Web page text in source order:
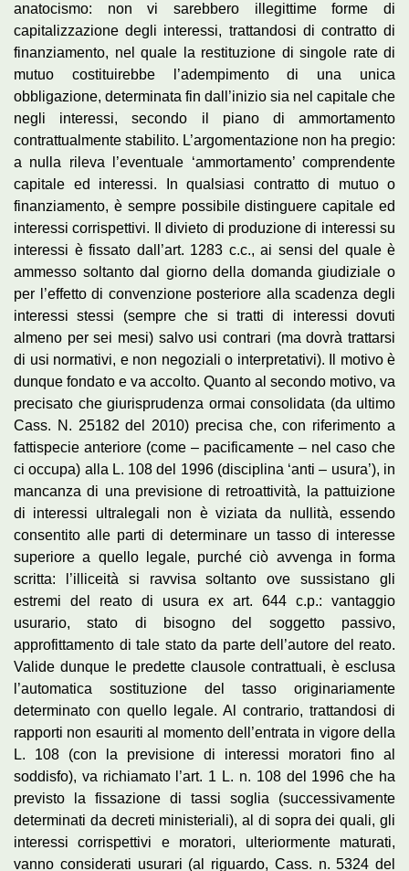
anatocismo: non vi sarebbero illegittime forme di
capitalizzazione degli interessi, trattandosi di contratto di
finanziamento, nel quale la restituzione di singole rate di
mutuo costituirebbe l’adempimento di una unica
obbligazione, determinata fin dall’inizio sia nel capitale che
negli interessi, secondo il piano di ammortamento
contrattualmente stabilito. L’argomentazione non ha pregio:
a nulla rileva l’eventuale ‘ammortamento’ comprendente
capitale ed interessi. In qualsiasi contratto di mutuo o
finanziamento, è sempre possibile distinguere capitale ed
interessi corrispettivi. Il divieto di produzione di interessi su
interessi è fissato dall’art. 1283 c.c., ai sensi del quale è
ammesso soltanto dal giorno della domanda giudiziale o
per l’effetto di convenzione posteriore alla scadenza degli
interessi stessi (sempre che si tratti di interessi dovuti
almeno per sei mesi) salvo usi contrari (ma dovrà trattarsi
di usi normativi, e non negoziali o interpretativi). Il motivo è
dunque fondato e va accolto. Quanto al secondo motivo, va
precisato che giurisprudenza ormai consolidata (da ultimo
Cass. N. 25182 del 2010) precisa che, con riferimento a
fattispecie anteriore (come – pacificamente – nel caso che
ci occupa) alla L. 108 del 1996 (disciplina ‘anti – usura’), in
mancanza di una previsione di retroattività, la pattuizione
di interessi ultralegali non è viziata da nullità, essendo
consentito alle parti di determinare un tasso di interesse
superiore a quello legale, purché ciò avvenga in forma
scritta: l’illiceità si ravvisa soltanto ove sussistano gli
estremi del reato di usura ex art. 644 c.p.: vantaggio
usurario, stato di bisogno del soggetto passivo,
approfittamento di tale stato da parte dell’autore del reato.
Valide dunque le predette clausole contrattuali, è esclusa
l’automatica sostituzione del tasso originariamente
determinato con quello legale. Al contrario, trattandosi di
rapporti non esauriti al momento dell’entrata in vigore della
L. 108 (con la previsione di interessi moratori fino al
soddisfo), va richiamato l’art. 1 L. n. 108 del 1996 che ha
previsto la fissazione di tassi soglia (successivamente
determinati da decreti ministeriali), al di sopra dei quali, gli
interessi corrispettivi e moratori, ulteriormente maturati,
vanno considerati usurari (al riguardo, Cass. n. 5324 del